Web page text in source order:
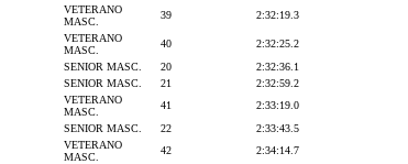
VETERANO
MASC.
39 2:32:19.3
VETERANO
MASC.
40 2:32:25.2
SENIOR MASC. 20 2:32:36.1
SENIOR MASC. 21 2:32:59.2
VETERANO
MASC.
41 2:33:19.0
SENIOR MASC. 22 2:33:43.5
VETERANO
MASC.
42 2:34:14.7